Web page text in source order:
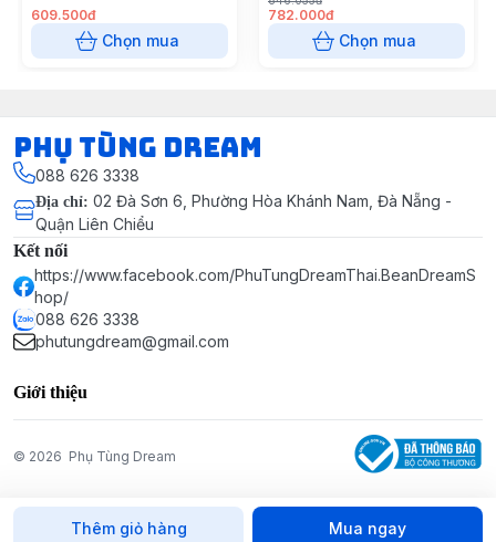
Thêm giỏ hàng Mua ngay
609.500đ
Chọn mua
782.000đ
Chọn mua
Phụ Tùng Dream
088 626 3338
Địa chỉ: 02 Đà Sơn 6, Phường Hòa Khánh Nam, Đà Nẵng -
Quận Liên Chiểu
Kết nối
https://www.facebook.com/PhuTungDreamThai.BeanDreamS
hop/
088 626 3338
phutungdream@gmail.com
Giới thiệu
© 2026 Phụ Tùng Dream